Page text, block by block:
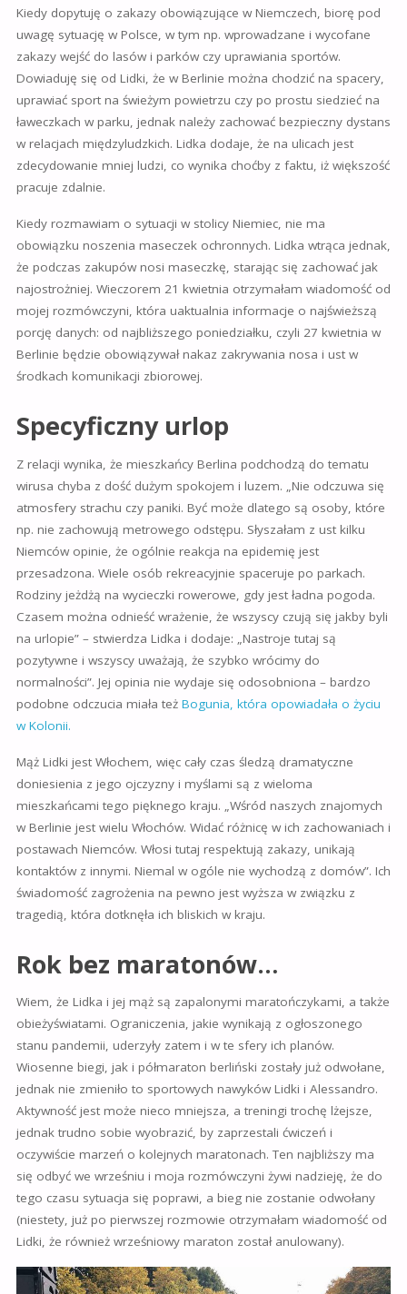
Kiedy dopytuję o zakazy obowiązujące w Niemczech, biorę pod
uwagę sytuację w Polsce, w tym np. wprowadzane i wycofane
zakazy wejść do lasów i parków czy uprawiania sportów.
Dowiaduję się od Lidki, że w Berlinie można chodzić na spacery,
uprawiać sport na świeżym powietrzu czy po prostu siedzieć na
ławeczkach w parku, jednak należy zachować bezpieczny dystans
w relacjach międzyludzkich. Lidka dodaje, że na ulicach jest
zdecydowanie mniej ludzi, co wynika choćby z faktu, iż większość
pracuje zdalnie.
Kiedy rozmawiam o sytuacji w stolicy Niemiec, nie ma
obowiązku noszenia maseczek ochronnych. Lidka wtrąca jednak,
że podczas zakupów nosi maseczkę, starając się zachować jak
najostrożniej. Wieczorem 21 kwietnia otrzymałam wiadomość od
mojej rozmówczyni, która uaktualnia informacje o najświeższą
porcję danych: od najbliższego poniedziałku, czyli 27 kwietnia w
Berlinie będzie obowiązywał nakaz zakrywania nosa i ust w
środkach komunikacji zbiorowej.
Specyficzny urlop
Z relacji wynika, że mieszkańcy Berlina podchodzą do tematu
wirusa chyba z dość dużym spokojem i luzem. „Nie odczuwa się
atmosfery strachu czy paniki. Być może dlatego są osoby, które
np. nie zachowują metrowego odstępu. Słyszałam z ust kilku
Niemców opinie, że ogólnie reakcja na epidemię jest
przesadzona. Wiele osób rekreacyjnie spaceruje po parkach.
Rodziny jeżdżą na wycieczki rowerowe, gdy jest ładna pogoda.
Czasem można odnieść wrażenie, że wszyscy czują się jakby byli
na urlopie” – stwierdza Lidka i dodaje: „Nastroje tutaj są
pozytywne i wszyscy uważają, że szybko wrócimy do
normalności”. Jej opinia nie wydaje się odosobniona – bardzo
podobne odczucia miała też Bogunia, która opowiadała o życiu
w Kolonii.
Mąż Lidki jest Włochem, więc cały czas śledzą dramatyczne
doniesienia z jego ojczyzny i myślami są z wieloma
mieszkańcami tego pięknego kraju. „Wśród naszych znajomych
w Berlinie jest wielu Włochów. Widać różnicę w ich zachowaniach i
postawach Niemców. Włosi tutaj respektują zakazy, unikają
kontaktów z innymi. Niemal w ogóle nie wychodzą z domów”. Ich
świadomość zagrożenia na pewno jest wyższa w związku z
tragedią, która dotknęła ich bliskich w kraju.
Rok bez maratonów…
Wiem, że Lidka i jej mąż są zapalonymi maratończykami, a także
obieżyświatami. Ograniczenia, jakie wynikają z ogłoszonego
stanu pandemii, uderzyły zatem i w te sfery ich planów.
Wiosenne biegi, jak i półmaraton berliński zostały już odwołane,
jednak nie zmieniło to sportowych nawyków Lidki i Alessandro.
Aktywność jest może nieco mniejsza, a treningi trochę lżejsze,
jednak trudno sobie wyobrazić, by zaprzestali ćwiczeń i
oczywiście marzeń o kolejnych maratonach. Ten najbliższy ma
się odbyć we wrześniu i moja rozmówczyni żywi nadzieję, że do
tego czasu sytuacja się poprawi, a bieg nie zostanie odwołany
(niestety, już po pierwszej rozmowie otrzymałam wiadomość od
Lidki, że również wrześniowy maraton został anulowany).